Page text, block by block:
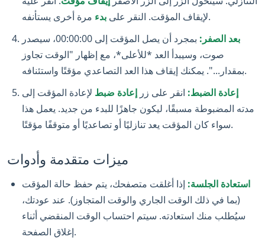
لإيقاف المؤقت. النقر على بدء
مرة أخرى يستأنفه.‎
بعد الصفر:
بمجرد أن يصل المؤقت إلى 00:00:00، سيصدر
صوت، وسيبدأ العد *للأعلى*، مع إظهار "الوقت تجاوز
بمقدار...". يمكنك إيقاف هذا العد التصاعدي مؤقتًا واستئنافه.‎
إعادة الضبط: انقر على زر إعادة ضبط لإعادة المؤقت إلى
مدته المضبوطة مسبقًا، ليكون جاهزًا للبدء من جديد. يعمل هذا
سواء كان المؤقت يعد تنازليًا أو تصاعديًا أو متوقفًا مؤقتًا.‎
ميزات متقدمة وأدوات
استعادة الجلسة: إذا أغلقت متصفحك، يتم حفظ حالة المؤقت
(بما في ذلك الوقت الجاري والوقت المتجاوز). عند عودتك،
سيُطلب منك استعادته. سيتم احتساب الوقت المنقضي أثناء
إغلاق الصفحة.‎